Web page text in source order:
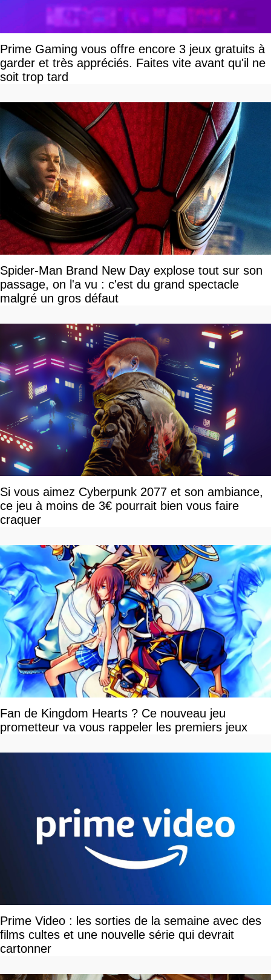
Prime Gaming vous offre encore 3 jeux gratuits à
garder et très appréciés. Faites vite avant qu'il ne
soit trop tard
Spider-Man Brand New Day explose tout sur son
passage, on l'a vu : c'est du grand spectacle
malgré un gros défaut
Si vous aimez Cyberpunk 2077 et son ambiance,
ce jeu à moins de 3€ pourrait bien vous faire
craquer
Fan de Kingdom Hearts ? Ce nouveau jeu
prometteur va vous rappeler les premiers jeux
Prime Video : les sorties de la semaine avec des
films cultes et une nouvelle série qui devrait
cartonner